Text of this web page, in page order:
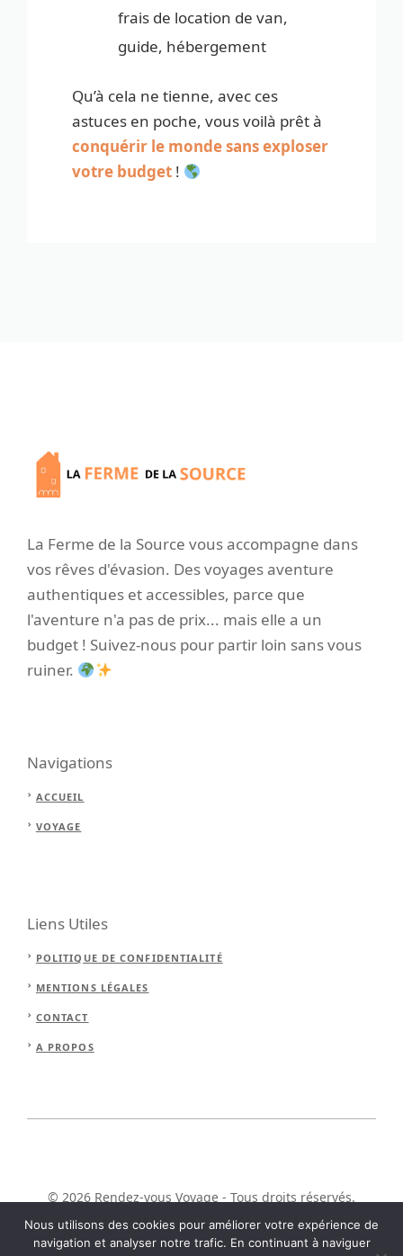
frais de location de van,
guide, hébergement
Qu’à cela ne tienne, avec ces
astuces en poche, vous voilà prêt à
conquérir le monde sans exploser
votre budget !
La Ferme de la Source vous accompagne dans
vos rêves d'évasion. Des voyages aventure
authentiques et accessibles, parce que
l'aventure n'a pas de prix... mais elle a un
budget ! Suivez-nous pour partir loin sans vous
ruiner.
Navigations
ACCUEIL
VOYAGE
Liens Utiles
POLITIQUE DE CONFIDENTIALITÉ
MENTIONS LÉGALES
CONTACT
A PROPOS
© 2026 Rendez-vous Voyage - Tous droits réservés.
Nous utilisons des cookies pour améliorer votre expérience de
navigation et analyser notre trafic. En continuant à naviguer